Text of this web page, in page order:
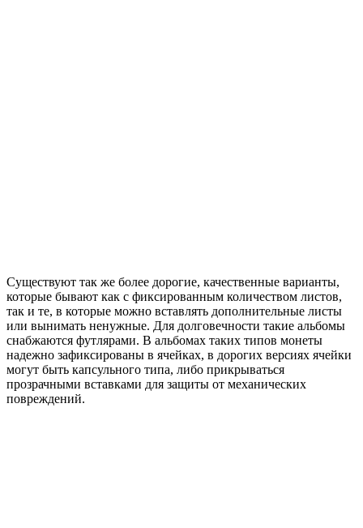
Существуют так же более дорогие, качественные варианты,
которые бывают как с фиксированным количеством листов,
так и те, в которые можно вставлять дополнительные листы
или вынимать ненужные. Для долговечности такие альбомы
снабжаются футлярами. В альбомах таких типов монеты
надежно зафиксированы в ячейках, в дорогих версиях ячейки
могут быть капсульного типа, либо прикрываться
прозрачными вставками для защиты от механических
повреждений.